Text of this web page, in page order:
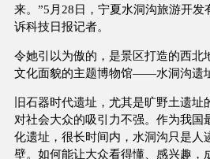
来。”5月28日，宁夏水洞沟旅游开
诉科技日报记者。
令她引以为傲的，是景区打造的西北
文化面貌的主题博物馆——水洞沟遗
旧石器时代遗址，尤其是旷野土遗址
对社会大众的吸引力不强。作为我国
化遗址，很长时间内，水洞沟只是人
壁。如何能让大众看得懂、感兴趣，